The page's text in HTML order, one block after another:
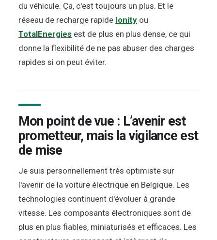
du véhicule. Ça, c'est toujours un plus. Et le
réseau de recharge rapide Ionity ou
TotalEnergies est de plus en plus dense, ce qui
donne la flexibilité de ne pas abuser des charges
rapides si on peut éviter.
Mon point de vue : L’avenir est
prometteur, mais la vigilance est
de mise
Je suis personnellement très optimiste sur
l'avenir de la voiture électrique en Belgique. Les
technologies continuent d'évoluer à grande
vitesse. Les composants électroniques sont de
plus en plus fiables, miniaturisés et efficaces. Les